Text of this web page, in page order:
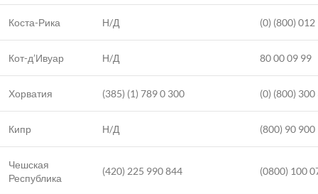
Коста-Рика Н/Д (0) (800)
Кот-д’Ивуар Н/Д 80 00 09 99
Хорватия (385) (1) 789 0 300 (0) (800) 300
Кипр Н/Д (800) 90 900
Чешская
Республика
(420) 225 990 844 (0800) 100